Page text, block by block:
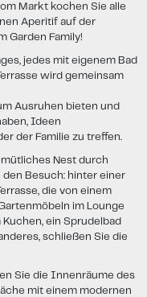
Markt kochen Sie alle
Aperitif auf der
Garden Family!
jedes mit eigenem Bad
wird gemeinsam
Ausruhen bieten und
Ideen
der Familie zu treffen.
Nest durch
Besuch: hinter einer
die von einem
im Lounge
ein Sprudelbad
schließen Sie die
Sie die Innenräume des
mit einem modernen